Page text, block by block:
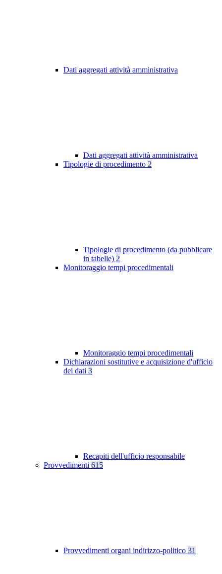
Dati aggregati attività amministrativa
Dati aggregati attività amministrativa
Tipologie di procedimento 2
Tipologie di procedimento (da pubblicare
in tabelle) 2
Monitoraggio tempi procedimentali
Monitoraggio tempi procedimentali
Dichiarazioni sostitutive e acquisizione d'ufficio
dei dati 3
Recapiti dell'ufficio responsabile
Provvedimenti 615
Provvedimenti organi indirizzo-politico 31